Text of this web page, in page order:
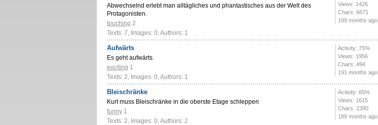
Abwechselnd erlebt man alltägliches und phantastisches aus der Welt des
Protagonisten.
touching 2
Texts: 7, Images: 0, Authors: 1
Views: 1426
Chars: 6671
189 months ago
Aufwärts
Es geht aufwärts.
exciting 1
Texts: 2, Images: 0, Authors: 1
Activity: 75%
Views: 1956
Chars: 494
191 months ago
Bleischränke
Kurt muss Bleischränke in die oberste Etage schleppen
funny 1
Texts: 2, Images: 0, Authors: 2
Activity: 65%
Views: 1615
Chars: 2390
189 months ago